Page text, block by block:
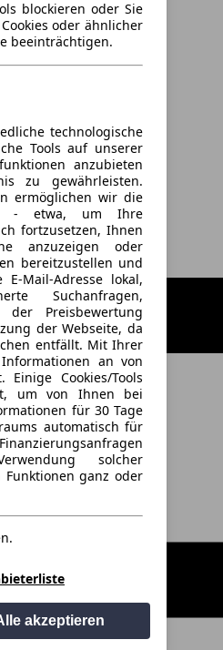
blockieren oder Sie
oder ähnlicher
beeinträchtigen.
technologische
Tools auf unserer
anzubieten
zu gewährleisten.
ermöglichen wir die
- etwa, um Ihre
fortzusetzen, Ihnen
anzuzeigen oder
bereitzustellen und
Mail-Adresse lokal,
Suchanfragen,
Preisbewertung
der Webseite, da
entfällt. Mit Ihrer
an von
Cookies/Tools
um von Ihnen bei
für 30 Tage
automatisch für
solcher
Funktionen ganz oder
akzeptieren